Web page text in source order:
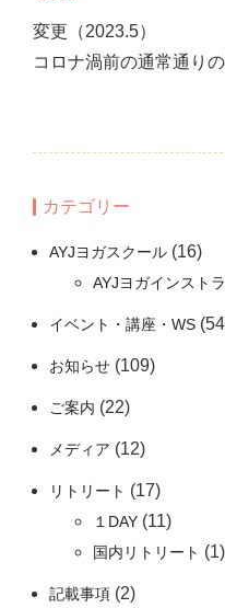
変更（2023.5）
コロナ渦前の通常通り
カテゴリー
AYJヨガスクール (16)
AYJヨガインスト
イベント・講座・WS
お知らせ (109)
ご案内 (22)
メディア (12)
リトリート (17)
１DAY (11)
国内リトリート (1)
記載事項 (2)